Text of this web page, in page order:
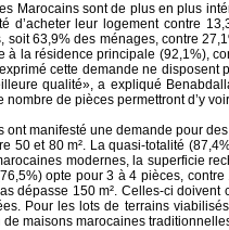
Marocains sont de plus en plus
d’acheter leur logement contre
63,9% des ménages, contre
à la résidence principale (92,1%),
cette demande ne disposent
qualité», a expliqué
de pièces permettront d’y
manifesté une demande pour
50 et 80 m². La quasi-totalité
modernes, la superficie
opte pour 3 à 4 pièces,
dépasse 150 m². Celles-ci
Pour les lots de terrains
maisons marocaines